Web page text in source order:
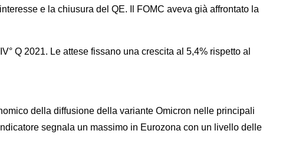
e la chiusura del QE. Il FOMC aveva già affrontato la
Q 2021. Le attese fissano una crescita al 5,4% rispetto al
della diffusione della variante Omicron nelle principali
segnala un massimo in Eurozona con un livello delle